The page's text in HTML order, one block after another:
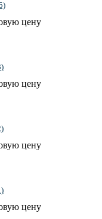
цену
цену
цену
цену